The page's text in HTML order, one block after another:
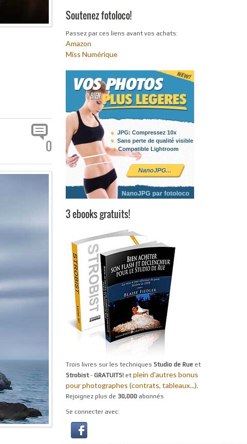
0
Soutenez fotoloco!
Passez par ces liens avant vos achats:
Amazon
Miss Numérique
3 ebooks gratuits!
Trois livres sur les techniques Studio de Rueet
Strobist- GRATUITS! et plein d'autres bonus
pour photographes (contrats, tableaux...).
Rejoignez plus de 30,000abonnés
Se connecter avec: